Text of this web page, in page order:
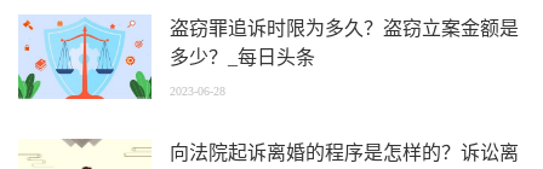
盗窃罪追诉时限为多久？盗窃立案金额是
多少？_每日头条
2023-06-28
向法院起诉离婚的程序是怎样的？诉讼离